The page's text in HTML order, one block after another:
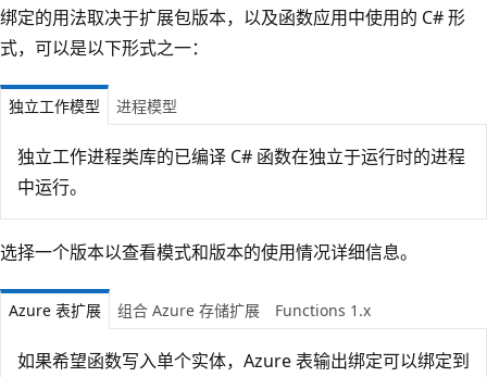
绑定的用法取决于扩展包版本，以及函数应用中使用的 C# 形
式，可以是以下形式之一：
独立工作模型 进程模型
独立工作进程类库的已编译 C# 函数在独立于运行时的进程
中运行。
选择一个版本以查看模式和版本的使用情况详细信息。
Azure 表扩展 组合 Azure 存储扩展 Functions 1.x
如果希望函数写入单个实体，Azure 表输出绑定可以绑定到